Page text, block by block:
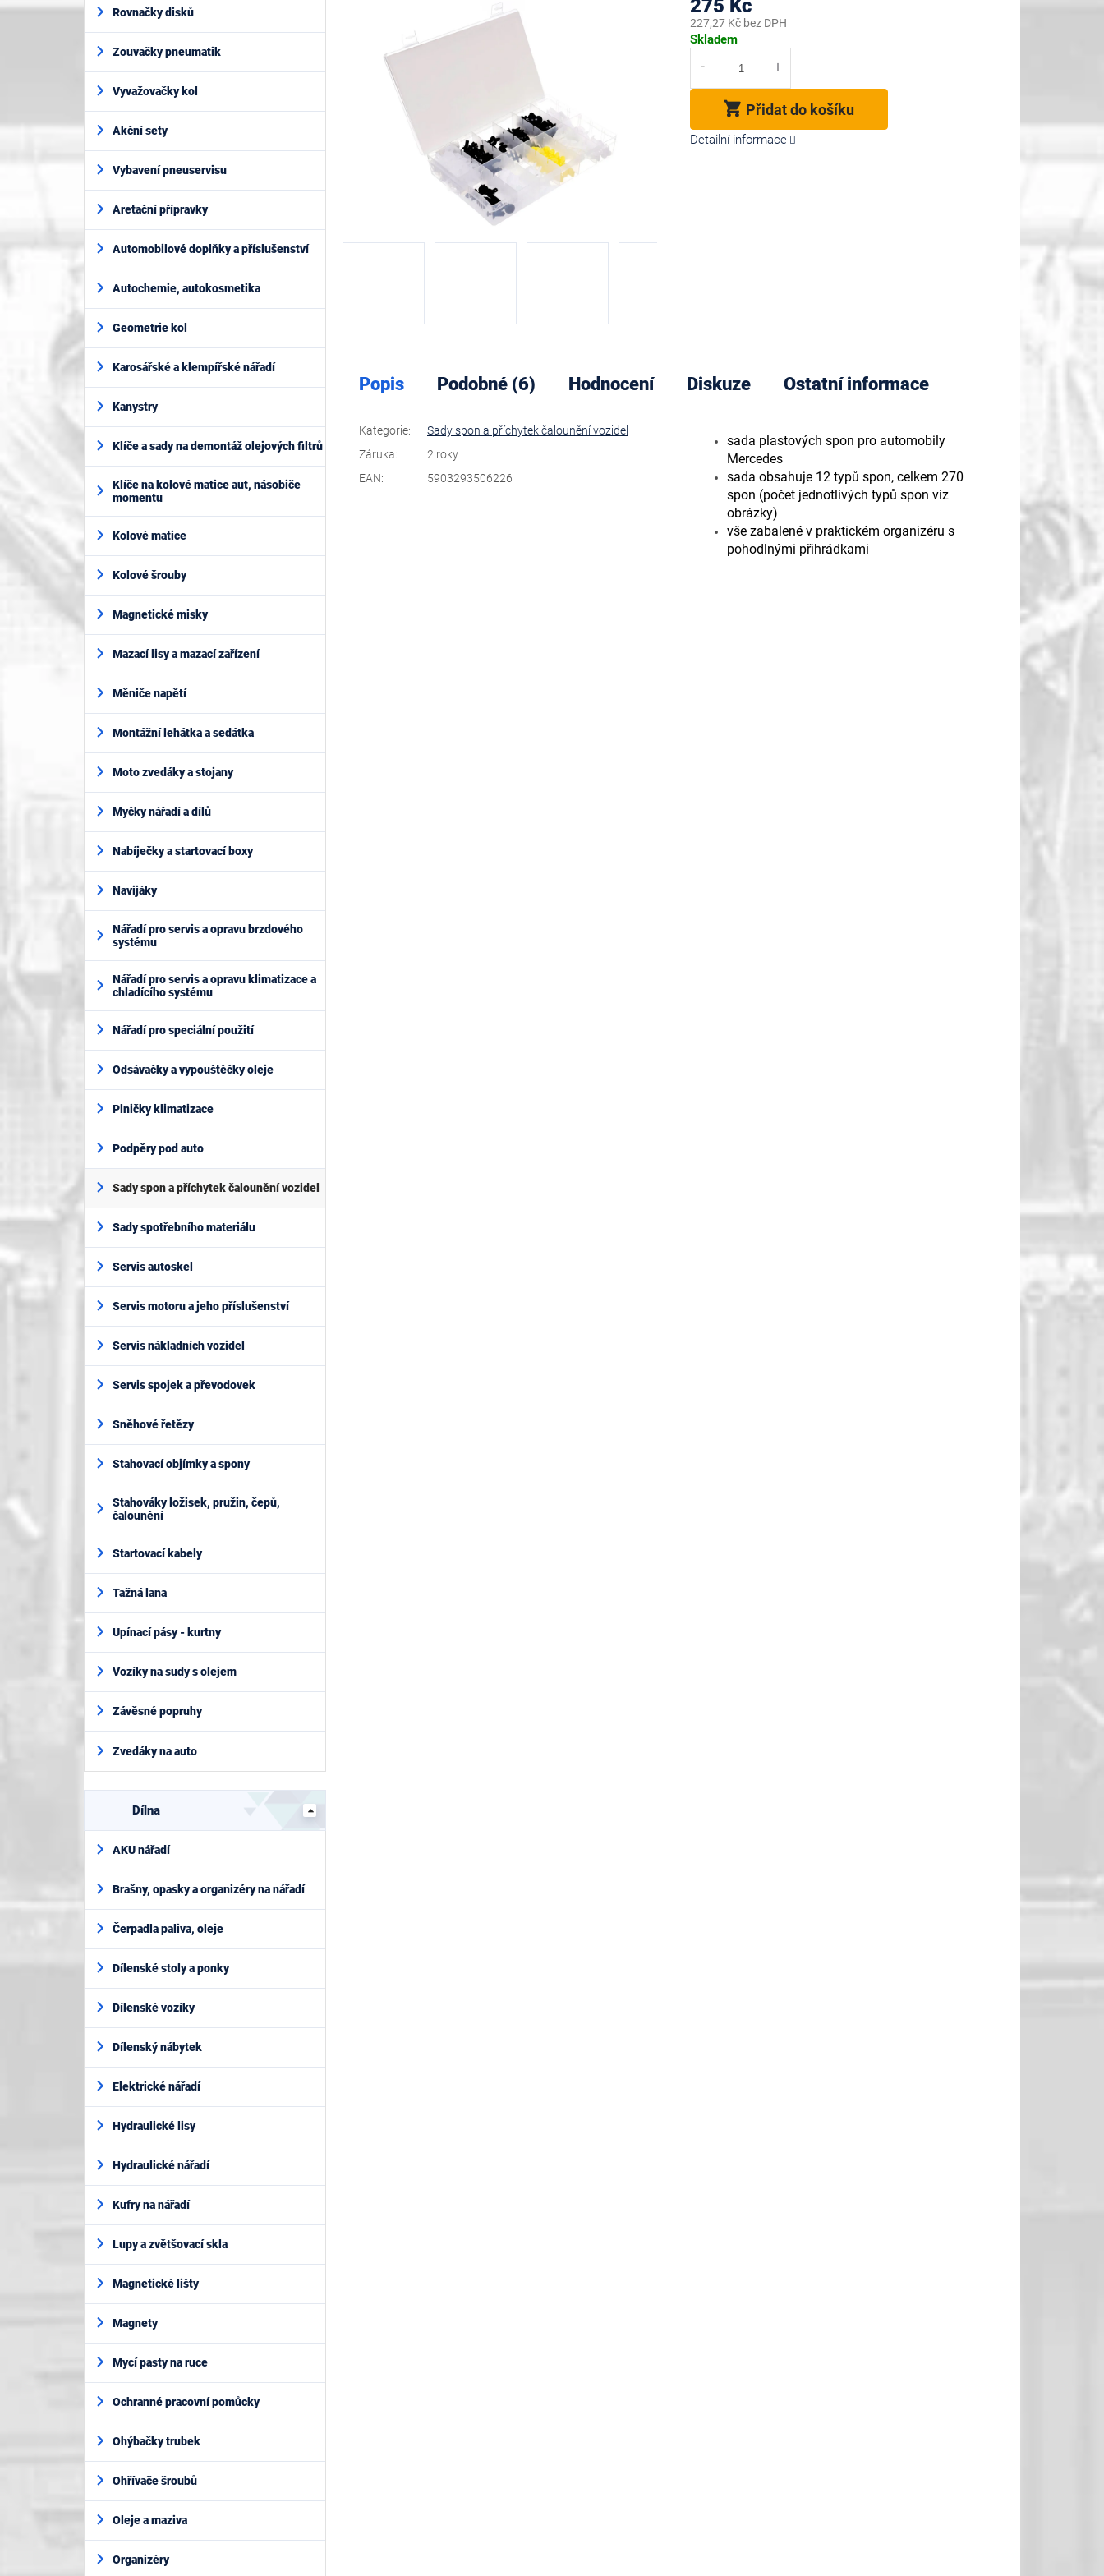
í
e
Rovnačky disků
Zouvačky pneumatik
Vyvažovačky kol
Akční sety
Vybavení pneuservisu
Aretační přípravky
Automobilové doplňky a příslušenství
Autochemie, autokosmetika
Geometrie kol
Karosářské a klempířské nářadí
Kanystry
Klíče a sady na demontáž olejových filtrů
Klíče na kolové matice aut, násobiče
momentu
Kolové matice
Kolové šrouby
Magnetické misky
Mazací lisy a mazací zařízení
Měniče napětí
Montážní lehátka a sedátka
Moto zvedáky a stojany
Myčky nářadí a dílů
Nabíječky a startovací boxy
Navijáky
Nářadí pro servis a opravu brzdového
systému
Nářadí pro servis a opravu klimatizace a
chladícího systému
Nářadí pro speciální použití
Odsávačky a vypouštěčky oleje
Plničky klimatizace
Podpěry pod auto
Sady spon a příchytek čalounění vozidel
Sady spotřebního materiálu
Servis autoskel
Servis motoru a jeho příslušenství
Servis nákladních vozidel
Servis spojek a převodovek
Sněhové řetězy
Stahovací objímky a spony
Stahováky ložisek, pružin, čepů,
čalounění
Startovací kabely
Tažná lana
Upínací pásy - kurtny
Vozíky na sudy s olejem
Závěsné popruhy
Zvedáky na auto
Dílna
AKU nářadí
Brašny, opasky a organizéry na nářadí
Čerpadla paliva, oleje
Dílenské stoly a ponky
Dílenské vozíky
Dílenský nábytek
Elektrické nářadí
Hydraulické lisy
Hydraulické nářadí
Kufry na nářadí
Lupy a zvětšovací skla
Magnetické lišty
Magnety
Mycí pasty na ruce
Ochranné pracovní pomůcky
Ohýbačky trubek
Ohřívače šroubů
Oleje a maziva
Organizéry
hvězdiček.
275 Kč
227,27 Kč bez DPH
Měrná
Skladem
Přidat do košíku
Detailní informace
Popis Podobné (6) Hodnocení Diskuze Ostatní informace
sada plastových spon pro automobily
Mercedes
sada obsahuje 12 typů spon, celkem 270
spon (počet jednotlivých typů spon viz
obrázky)
vše zabalené v praktickém organizéru s
pohodlnými přihrádkami
Kategorie:
Sady spon a příchytek čalounění vozidel
Záruka:
2 roky
EAN: 5903293506226